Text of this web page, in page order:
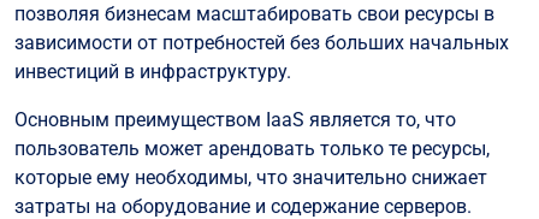
позволяя бизнесам масштабировать свои ресурсы в
зависимости от потребностей без больших начальных
инвестиций в инфраструктуру.
Основным преимуществом IaaS является то, что
пользователь может арендовать только те ресурсы,
которые ему необходимы, что значительно снижает
затраты на оборудование и содержание серверов.